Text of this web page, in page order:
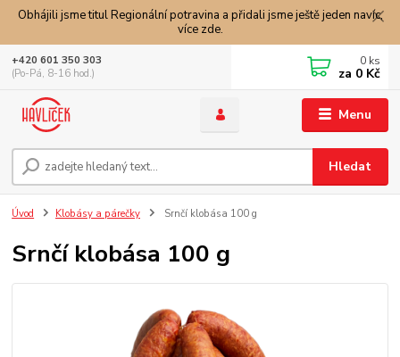
Obhájili jsme titul Regionální potravina a přidali jsme ještě jeden navíc,
více zde.
Menu
Hledat
+420 601 350 303
(Po-Pá, 8-16 hod.)
0 ks
za 0 Kč
Úvod Klobásy a párečky Srnčí klobása 100 g
Srnčí klobása 100 g